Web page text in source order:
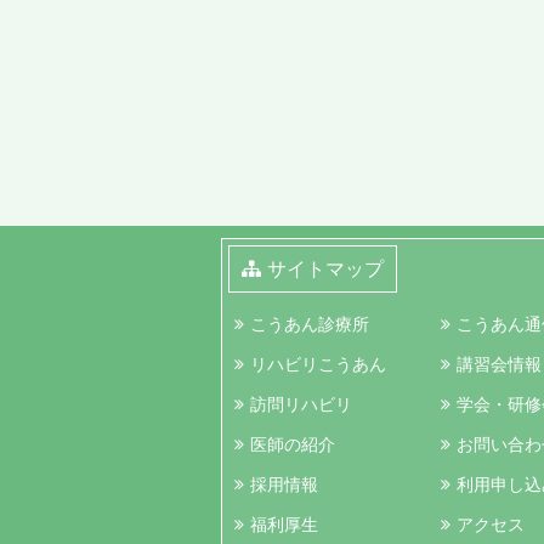
サイトマップ
こうあん診療所
リハビリこうあん
訪問リハビリ
医師の紹介
採用情報
福利厚生
こうあん
講習会情報
学会・研
お問い合
利用申し込
アクセス